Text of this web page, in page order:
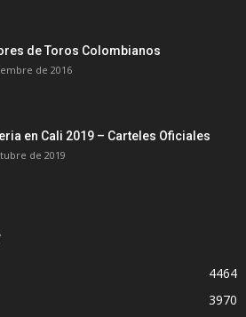
de Toros Colombianos
de 2016
en Cali 2019 – Carteles Oficiales
de 2019
4464
3970